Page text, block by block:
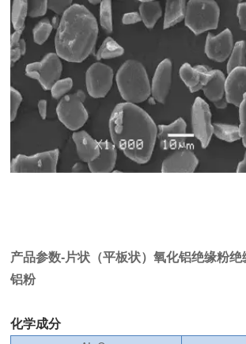
产品参数-片状（平板状）氧化铝绝缘粉
铝粉
化学成分